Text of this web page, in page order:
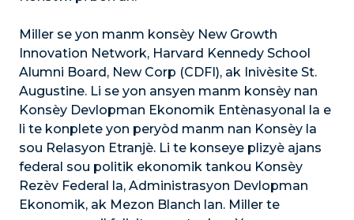
Miller se yon manm konsèy New Growth
Innovation Network, Harvard Kennedy School
Alumni Board, New Corp (CDFI), ak Inivèsite St.
Augustine. Li se yon ansyen manm konsèy nan
Konsèy Devlopman Ekonomik Entènasyonal la e
li te konplete yon peryòd manm nan Konsèy la
sou Relasyon Etranjè. Li te konseye plizyè ajans
federal sou politik ekonomik tankou Konsèy
Rezèv Federal la, Administrasyon Devlopman
Ekonomik, ak Mezon Blanch lan. Miller te